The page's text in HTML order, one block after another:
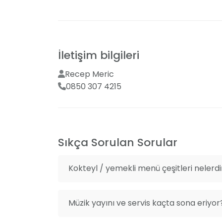
İletişim bilgileri
Recep Meric
0850 307 4215
Sıkça Sorulan Sorular
Kokteyl / yemekli menü çeşitleri
Müzik yayını ve servis kaçta sona